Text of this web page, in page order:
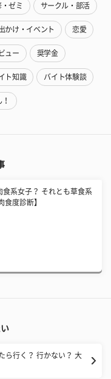
ゼミ サークル・部活
かけ・イベント 恋愛
ュー 奨学金
ト知識 バイト体験談
食系女子？ それとも草食系
食度診断】
ら行く？ 行かない？ 大